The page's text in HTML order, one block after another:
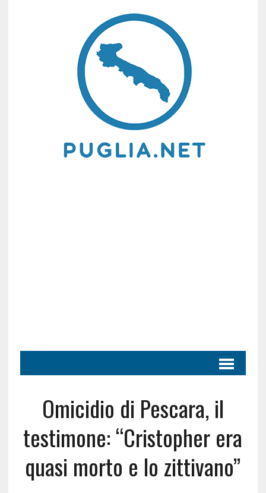
Omicidio di Pescara, il
testimone: “Cristopher era
quasi morto e lo zittivano”